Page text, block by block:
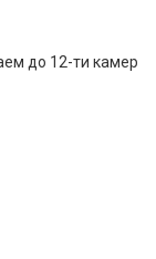
до 12-ти камер